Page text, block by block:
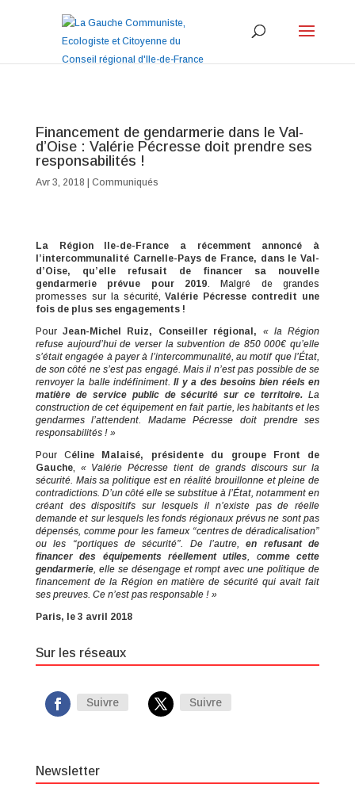
Financement de gendarmerie dans le Val-
d’Oise : Valérie Pécresse doit prendre ses
responsabilités !
Avr 3, 2018 Communiqués
La Région Ile-de-France a récemment annoncé à
l’intercommunalité Carnelle-Pays de France, dans le Val-
d’Oise, qu’elle refusait de financer sa nouvelle
gendarmerie prévue pour 2019. Malgré de grandes
promesses sur la sécurité,Valérie Pécresse contredit une
fois de plus ses engagements !
PourJean-Michel Ruiz, Conseiller régional,
« la Région
refuse aujourd’hui de verser la subvention de 850 000€ qu’elle
s’était engagée à payer à l’intercommunalité, au motif que l’État,
de son côté ne s’est pas engagé. Mais il n’est pas possible de se
renvoyer la balle indéfiniment. Il y a des besoins bien réels en
matière de service public de sécurité sur ce territoire. La
construction de cet équipement en fait partie, les habitants et les
gendarmes l’attendent. Madame Pécresse doit prendre ses
responsabilités ! »
Pour Céline Malaisé, présidente du groupe Front de
Gauche, « Valérie Pécresse tient de grands discours sur la
sécurité. Mais sa politique est en réalité brouillonne et pleine de
contradictions. D’un côté elle se substitue à l’État, notamment en
créant des dispositifs sur lesquels il n’existe pas de réelle
demande et sur lesquels les fonds régionaux prévus ne sont pas
dépensés, comme pour les fameux “centres de déradicalisation”
ou les “portiques de sécurité”. De l’autre,en refusant de
financer des équipements réellement utiles, comme cette
gendarmerie, elle se désengage et rompt avec une politique de
financement de la Région en matière de sécurité qui avait fait
ses preuves. Ce n’est pas responsable ! »
Paris, le 3 avril 2018
Sur les réseaux
Suivre Suivre
Newsletter